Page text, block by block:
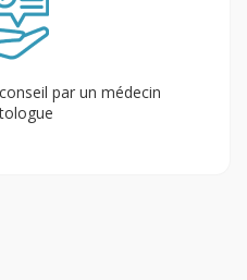
par un médecin